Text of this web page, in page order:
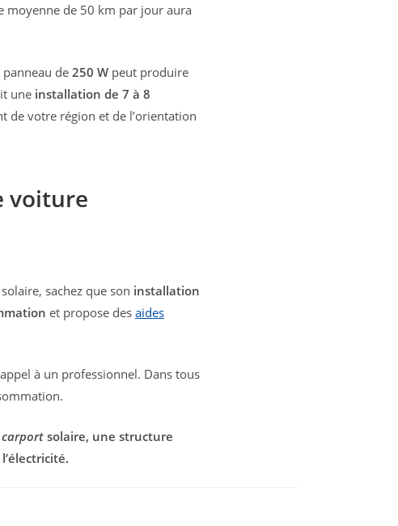
moyenne de 50 km par jour aura
de 250 W peut produire
une installation de 7 à 8
de votre région et de l’orientation
voiture
sachez que son installation
et propose des aides
à un professionnel. Dans tous
carport solaire, une structure